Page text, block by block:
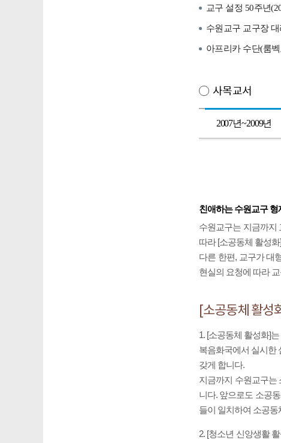
교구 설정 50주년
수원교구 교구장
아프리카 수단(룸
사목교서
2007년~2009년
친애하는 수원교구 형
수원교구는 지금까지
따라 [소공동체 활성
다른 한편, 교구가 대
현실의 요청에 따라
[소공동체 활성
1. [소공동체 활성화]
복음화국에서 실시한
갖게 합니다.
지금까지 수원교구는
니다. 앞으로도 소공
들이 일치하여 소공
2. [청소년 신앙생활